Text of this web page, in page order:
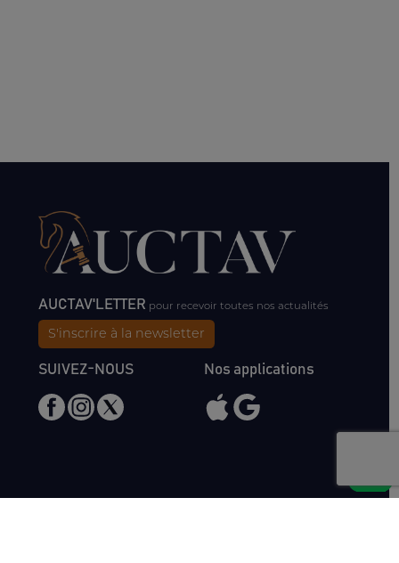
AUCTAV'LETTER pour recevoir toutes nos actualités
S'inscrire à la newsletter
SUIVEZ-NOUS Nos applications